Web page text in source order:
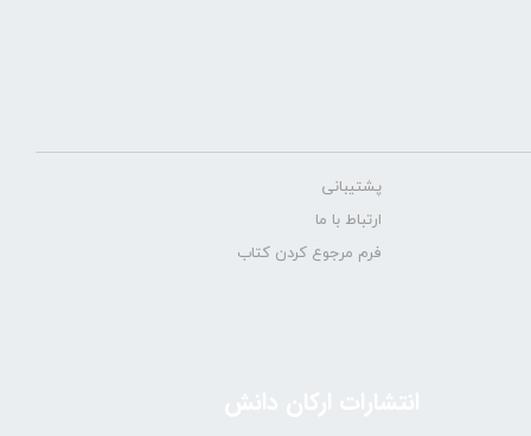
پشتیبانی
ارتباط با ما
فرم مرجوع کردن کتاب